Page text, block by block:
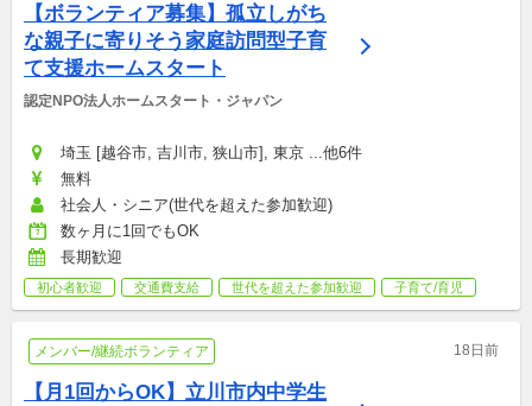
【ボランティア募集】孤立しがち
な親子に寄りそう家庭訪問型子育
て支援ホームスタート
認定NPO法人ホームスタート・ジャパン
埼玉 [越谷市, 吉川市, 狭山市], 東京 ...他6件
無料
社会人・シニア(世代を超えた参加歓迎)
数ヶ月に1回でもOK
長期歓迎
初心者歓迎 交通費支給 世代を超えた参加歓迎 子育て/育児
メンバー/継続ボランティア 18日前
【月1回からOK】立川市内中学生